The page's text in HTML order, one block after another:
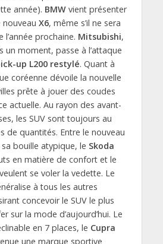
année). BMWvient présenter
nouveau X6, même s’il ne sera
prochaine. Mitsubishi,
un moment, passe à l’attaque
up L200 restylé. Quant à
coréenne dévoile la nouvelle
prête à jouer des coudes
actuelle. Au rayon des avant-
les SUV sont toujours au
de quantités. Entre le nouveau
sa bouille atypique, le Skoda
en matière de confort et le
se voler la vedette. Le
à tous les autres
concevoir le SUV le plus
sur la mode d’aujourd’hui. Le
en 7 places, le Cupra
une marque sportive